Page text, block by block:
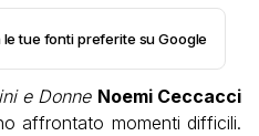
tue fonti preferite su Google
e Donne Noemi Ceccacci
affrontato momenti difficili.